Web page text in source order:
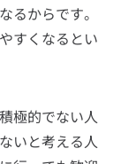
るからです。
すくなるとい
極的でない人
いと考える人